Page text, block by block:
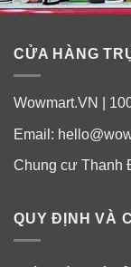
CỬA HÀNG
Wowmart.VN |
Email:
Chung cư Thanh
QUY ĐỊNH VÀ